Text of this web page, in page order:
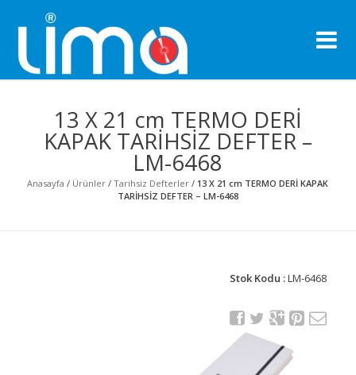
13 X 21 cm TERMO DERİ
KAPAK TARİHSİZ DEFTER –
LM-6468
Anasayfa / Ürünler /Tarihsiz Defterler / 13 X 21 cm TERMO DERİ KAPAK
TARİHSİZ DEFTER – LM-6468
Stok Kodu :LM-6468